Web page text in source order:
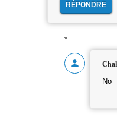
RÉPONDRE
No